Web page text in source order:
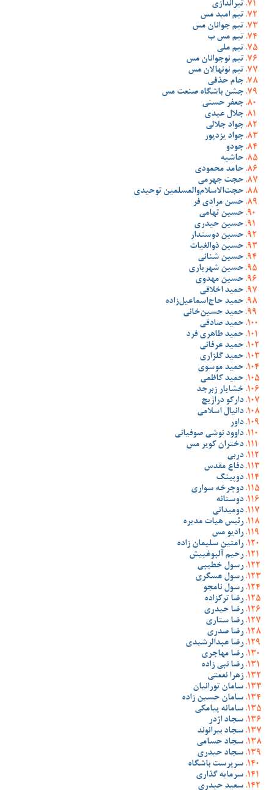
تیراندازی
تیم امید مس
تیم جوانان مس
تیم مس ب
تیم ملی
تیم نوجوانان مس
تیم نونهالان مس
جام حذفی
جشن باشگاه صنعت مس
جعفر حسنی
جلال عبدی
جواد جلالی
جواد یزدپور
جودو
حاشیه
حامد محمودی
حجت جهرمی
حجت‌الاسلام‌والمسلمین توحیدی
حسن مرادی فر
حسین تهامی
حسین حیدری
حسین دوستدار
حسین ذوالغیاث
حسین شنانی
حسین شهریاری
حسین مهدوی
حمید اخلاقی
حمید حاج‌اسماعیل‌زاده
حمید حسین‌خانی
حمید صادقی
حمید طاهری فرد
حمید عرفانی
حمید گلزاری
حمید موسوی
حمید کاظمی
خشایار زبرجد
دارکو دراژیچ
دانیال اسلامی
داور
داوود نوشی صوفیانی
دختران کویر مس
دربی
دفاع مقدس
دوپینگ
دوچرخه سواری
دوستانه
دومیدانی
رئیس هیات مدیره
رادیو مس
رامتین سلیمان زاده
رحیم آلبوغبیش
رسول خطیبی
رسول عسگری
رسول نامجو
رضا ترکزاده
رضا حیدری
رضا ستاری
رضا صدری
رضا عبدالرشیدی
رضا مهاجری
رضا نبی زاده
زهرا نعمتی
سامان تورانیان
سامان حسین زاده
سامانه پیامکی
سجاد اژدر
سجاد بیرانوند
سجاد حسامی
سجاد حیدری
سرپرست باشگاه
سرمایه گذاری
سعید حیدری